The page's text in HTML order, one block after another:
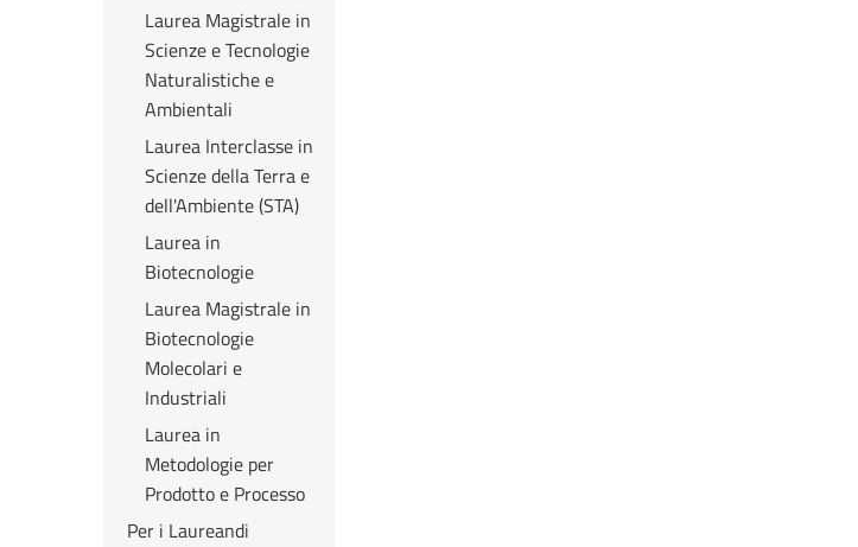
Laurea Magistrale in
Scienze e Tecnologie
Naturalistiche e
Ambientali
Laurea Interclasse in
Scienze della Terra e
dell'Ambiente (STA)
Laurea in
Biotecnologie
Laurea Magistrale in
Biotecnologie
Molecolari e
Industriali
Laurea in
Metodologie per
Prodotto e Processo
Per i Laureandi